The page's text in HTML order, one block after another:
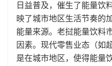
日益普及，催生了能量饮
映了城市地区生活节奏的
能量来源。老挝能量饮料
因素。现代零售业态（如
是在城市地区，使得能量